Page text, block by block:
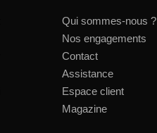
Qui sommes-nous ?
Nos engagements
Contact
Assistance
Espace client
Magazine